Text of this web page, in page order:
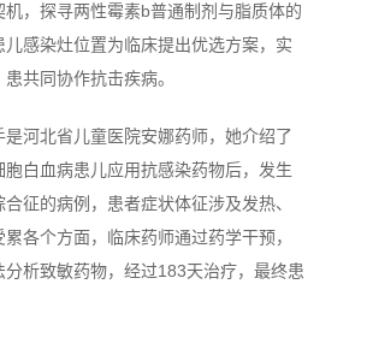
机，探寻两性霉素b普通制剂与脂质体的
儿感染灶位置为临床提出优选方案，实
共同协作抗击疾病。
是河北省儿童医院安娜药师，她介绍了
胞白血病患儿应用抗感染药物后，发生
征的病例，患者症状体征涉及发热、
各个方面，临床药师通过药学干预，
分析致敏药物，经过183天治疗，最终患